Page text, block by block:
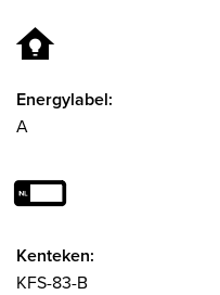
Energylabel:
A
Kenteken:
KFS-83-B